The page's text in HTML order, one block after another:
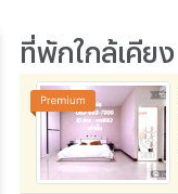
ที่พักใกล้เคียง